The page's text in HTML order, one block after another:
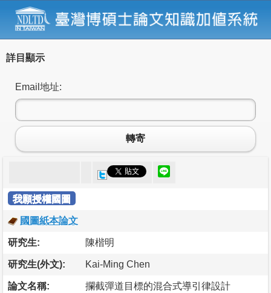
詳目顯示
Email地址:
轉寄
我願授權國圖
國圖紙本論文
研究生: 陳楷明
研究生(外文): Kai-Ming Chen
論文名稱: 攔截彈道目標的混合式導引律設計